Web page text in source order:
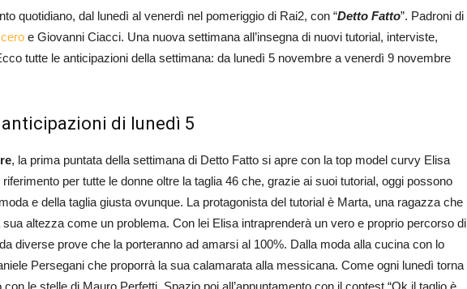
quotidiano, dal lunedì al venerdì nel pomeriggio di Rai2, con “Detto Fatto”. Padroni di
e Giovanni Ciacci. Una nuova settimana all’insegna di nuovi tutorial, interviste,
tutte le anticipazioni della settimana: da lunedì 5 novembre a venerdì 9 novembre
di lunedì 5
, la prima puntata della settimana di Detto Fatto si apre con la top model curvy Elisa
riferimento per tutte le donne oltre la taglia 46 che, grazie ai suoi tutorial, oggi possono
e della taglia giusta ovunque. La protagonista del tutorial è Marta, una ragazza che
altezza come un problema. Con lei Elisa intraprenderà un vero e proprio percorso di
diverse prove che la porteranno ad amarsi al 100%. Dalla moda alla cucina con lo
Persegani che proporrà la sua calamarata alla messicana. Come ogni lunedì torna
con le stelle di Mauro Perfetti. Spazio poi all’appuntamento con il contest “Ok il taglio è